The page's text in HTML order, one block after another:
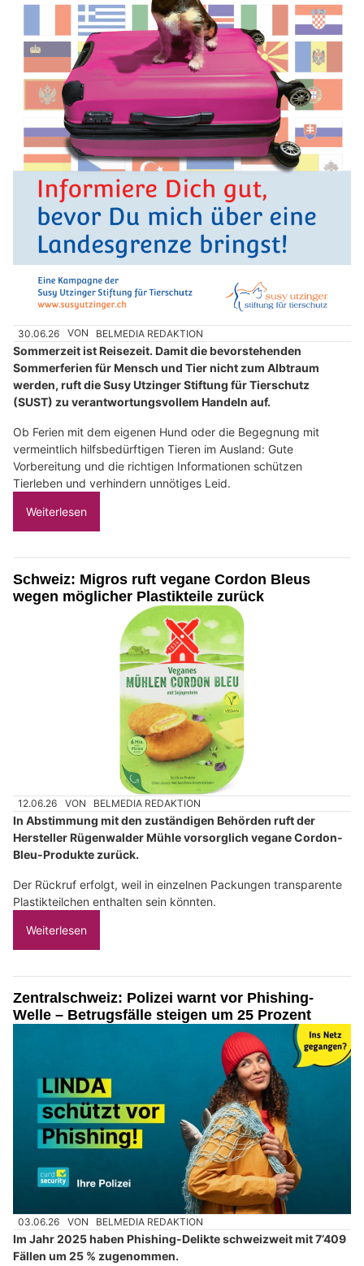
30.06.26 VON BELMEDIA REDAKTION
Sommerzeit ist Reisezeit. Damit die bevorstehenden
Sommerferien für Mensch und Tier nicht zum Albtraum
werden, ruft die Susy Utzinger Stiftung für Tierschutz
(SUST) zu verantwortungsvollem Handeln auf.
Ob Ferien mit dem eigenen Hund oder die Begegnung mit
vermeintlich hilfsbedürftigen Tieren im Ausland: Gute
Vorbereitung und die richtigen Informationen schützen
Tierleben und verhindern unnötiges Leid.
Weiterlesen
Schweiz: Migros ruft vegane Cordon Bleus
wegen möglicher Plastikteile zurück
12.06.26 VON BELMEDIA REDAKTION
In Abstimmung mit den zuständigen Behörden ruft der
Hersteller Rügenwalder Mühle vorsorglich vegane Cordon-
Bleu-Produkte zurück.
Der Rückruf erfolgt, weil in einzelnen Packungen transparente
Plastikteilchen enthalten sein könnten.
Weiterlesen
Zentralschweiz: Polizei warnt vor Phishing-
Welle – Betrugsfälle steigen um 25 Prozent
03.06.26 VON BELMEDIA REDAKTION
Im Jahr 2025 haben Phishing-Delikte schweizweit mit 7’409
Fällen um 25 % zugenommen.